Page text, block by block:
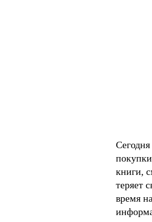
книги,
теряет
время